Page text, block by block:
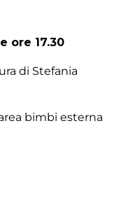
ore 17.30
di Stefania
bimbi esterna